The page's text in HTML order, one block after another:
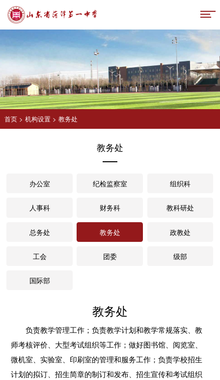
首页> 机构设置> 教务处
教务处
办公室 纪检监察室 组织科
人事科 财务科 教科研处
总务处 教务处 政教处
工会 团委 级部
国际部
教务处
负责教学管理工作；负责教学计划和教学常规落实、教
师考核评价、大型考试组织等工作；做好图书馆、阅览室、
微机室、实验室、印刷室的管理和服务工作；负责学校招生
计划的拟订、招生简章的制订和发布、招生宣传和考试组织